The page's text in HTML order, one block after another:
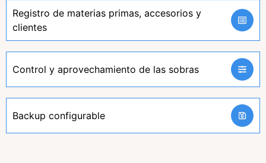
Registro de materias primas, accesorios y
clientes
Control y aprovechamiento de las sobras
Backup configurable